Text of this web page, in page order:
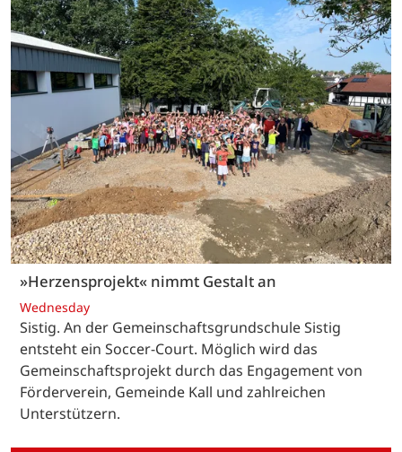
»Herzensprojekt« nimmt Gestalt an
Wednesday
Sistig. An der Gemeinschaftsgrundschule Sistig
entsteht ein Soccer-Court. Möglich wird das
Gemeinschaftsprojekt durch das Engagement von
Förderverein, Gemeinde Kall und zahlreichen
Unterstützern.